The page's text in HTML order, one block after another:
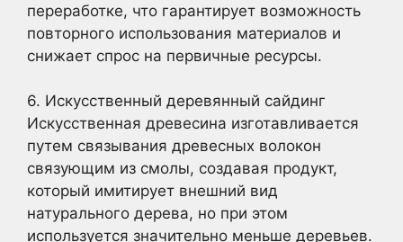
переработке, что гарантирует возможность
повторного использования материалов и
снижает спрос на первичные ресурсы.
6. Искусственный деревянный сайдинг
Искусственная древесина изготавливается
путем связывания древесных волокон
связующим из смолы, создавая продукт,
который имитирует внешний вид
натурального дерева, но при этом
используется значительно меньше деревьев.